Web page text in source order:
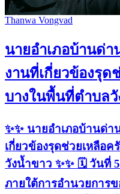
Thanwa Vongvad
นายอำเภอบ้านด่
งานที่เกี่ยวข้องรุด
บางในพื้นที่ตำบล
✨✨ นายอำเภอบ้านด่
เกี่ยวข้องรุดช่วยเหลือค
วังน้ำขาว ✨✨ 🗓 วันที่
ภายใต้การอำนวยการ